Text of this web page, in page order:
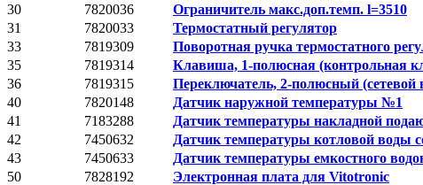
30
7820036 Ограничитель макс.доп.темп. l=3510
31
7820033 Термостатный регулятор
33
7819309 Поворотная ручка термостатного
35
7819314 Клавиша, 1‐полюсная (контрольная
36
7819315 Переключатель, 2‐полюсный
40
7820148 Датчик наружной температуры №1
41
7183288 Датчик температуры накладной
42
7450632 Датчик температуры котловой воды
43
7450633 Датчик температуры емкостного
50
7828192 Электронная плата для Vitotronic